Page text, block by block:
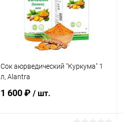
В избранное В наличии
Элемент каталога:
Капсулы Гинкго Билоба
60шт*500мг., Alantra
Сок аюрведический "Куркума" 1
л, Alantra
1 600 ₽ / шт.